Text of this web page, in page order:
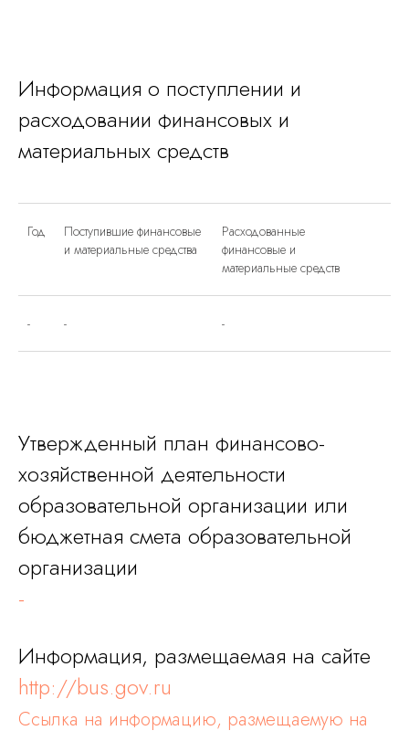
Информация о поступлении и
расходовании финансовых и
материальных средств
Год
Поступившие финансовые
и материальные средства
Расходованные
финансовые и
материальные средств
- - -
Утвержденный план финансово-
хозяйственной деятельности
образовательной организации или
бюджетная смета образовательной
организации
-
Информация, размещаемая на сайте
http://bus.gov.ru
Ссылка на информацию, размещаемую на